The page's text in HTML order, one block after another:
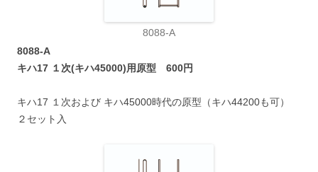
8088-A
8088-A
キハ17 １次(キハ45000)用原型 600円
キハ17 １次および キハ45000時代の原型（キハ44200も可）
２セット入